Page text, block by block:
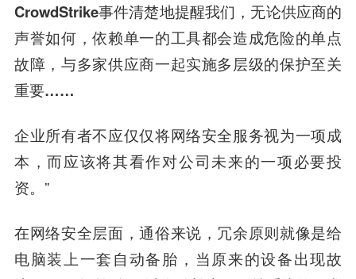
CrowdStrike事件清楚地提醒我们，无论供应商的
声誉如何，依赖单一的工具都会造成危险的单点
故障，与多家供应商一起实施多层级的保护至关
重要……
企业所有者不应仅仅将网络安全服务视为一项成
本，而应该将其看作对公司未来的一项必要投
资。 ”
在网络安全层面，通俗来说，冗余原则就像是给
电脑装上一套自动备胎，当原来的设备出现故